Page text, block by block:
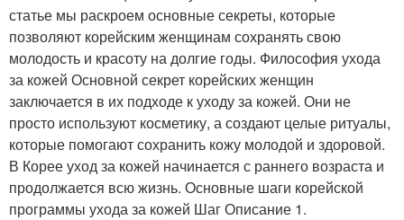
статье мы раскроем основные секреты, которые
позволяют корейским женщинам сохранять свою
молодость и красоту на долгие годы. Философия ухода
за кожей Основной секрет корейских женщин
заключается в их подходе к уходу за кожей. Они не
просто используют косметику, а создают целые ритуалы,
которые помогают сохранить кожу молодой и здоровой.
В Корее уход за кожей начинается с раннего возраста и
продолжается всю жизнь. Основные шаги корейской
программы ухода за кожей Шаг Описание 1.